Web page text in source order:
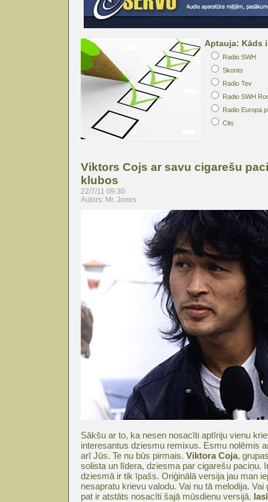
Aptauja: Kāds
Radio SWH
Skonto
Radio Tev
Radio SWH
Radio Europa
Cits
Viktors Cojs ar savu cigarešu
klubos
22/7/11 09:30
Autors: Mr. Jones
Sākšu ar to, ka nesen nosacīti aptīriju vienu
interesantus dziesmu remixus. Esmu nolēmis
arī Jūs. Te nu būs pirmais. Viktora Coja,
solista un līdera, dziesma par cigarešu paciņu.
dziesmā ir tik īpašs. Oriģinālā versija jau man
nesapratu krievu valodu. Vai nu tā melodija.
pat ir atstāts nosacīti šajā mūsdienu versijā.